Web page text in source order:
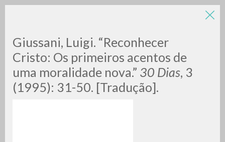
Giussani, Luigi. “Reconhecer
Cristo: Os primeiros acentos de
uma moralidade nova.” 30 Dias, 3
(1995): 31-50. [Tradução].
LUIGI
GIUSSANI